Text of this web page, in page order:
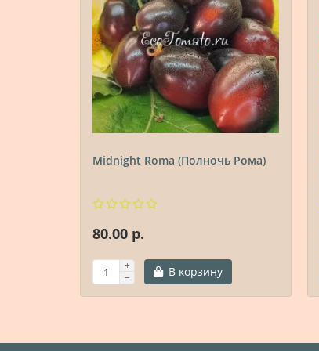
Midnight Roma (Полночь Рома)
80.00 р.
В корзину